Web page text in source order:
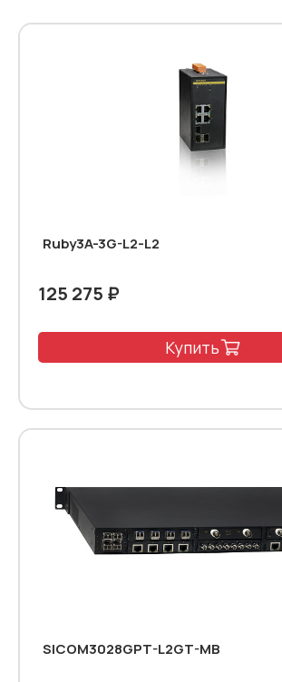
Ruby3A-3G-L2-L2
125 275 ₽
Купить
SICOM3028GPT-L2GT-MB